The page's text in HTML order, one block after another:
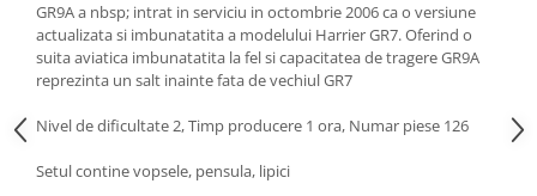
GR9A a nbsp; intrat in serviciu in octombrie 2006 ca o versiune
actualizata si imbunatatita a modelului Harrier GR7. Oferind o
suita aviatica imbunatatita la fel si capacitatea de tragere GR9A
reprezinta un salt inainte fata de vechiul GR7
Nivel de dificultate 2, Timp producere 1 ora, Numar piese 126
Setul contine vopsele, pensula, lipici